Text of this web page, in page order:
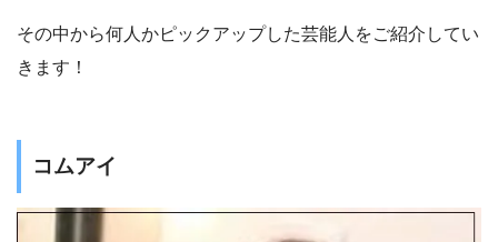
その中から何人かピックアップした芸能人をご紹介してい
きます！
コムアイ